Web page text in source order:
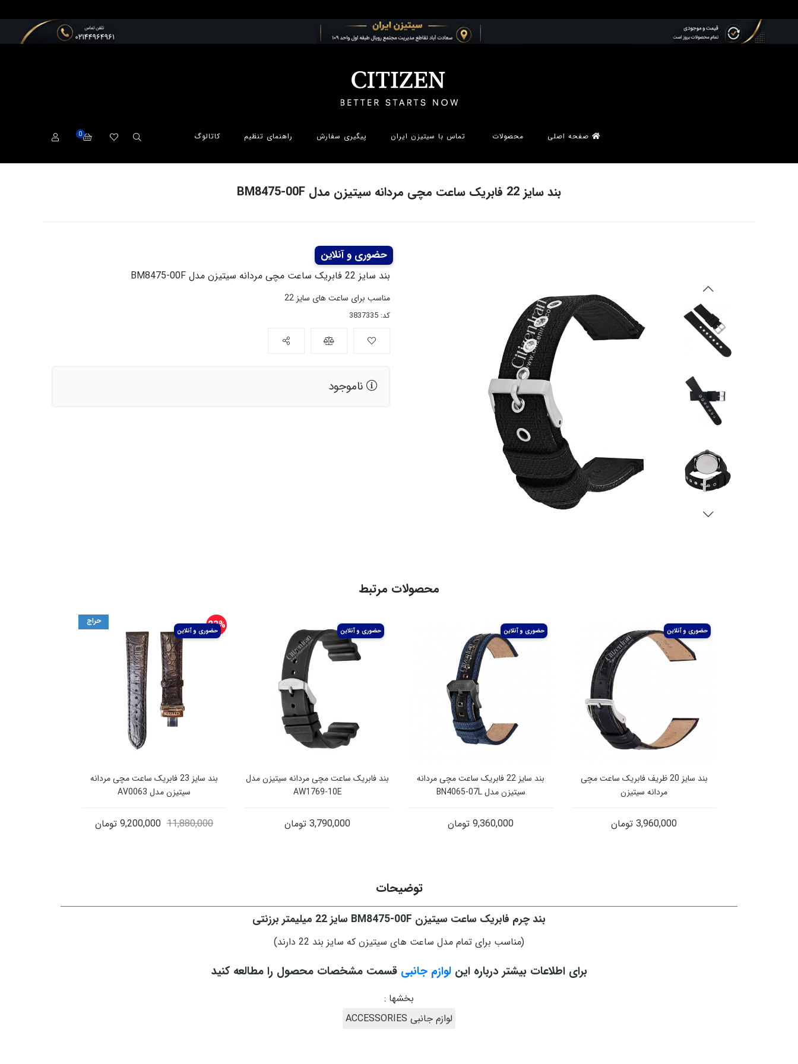
صفحه اصلی محصولات تماس با سیتیزن ایران پیگیری سفارش راهنمای تنظیم کاتالوگ 0
بند سایز 22 فابریک ساعت مچی مردانه سیتیزن مدل BM8475-00F
بند سایز 22 فابریک ساعت مچی مردانه سیتیزن مدل BM8475-00F
مناسب برای ساعت های سایز 22
کد: 3837335
ناموجود
محصولات مرتبط
بند سایز 20 ظریف فابریک ساعت مچی
مردانه سیتیزن
3,960,000 تومان
بند سایز 22 فابریک ساعت مچی مردانه
سیتیزن مدل BN4065-07L
9,360,000 تومان
بند فابریک ساعت مچی مردانه سیتیزن مدل
AW1769-10E
3,790,000 تومان
بند سایز 23 فابریک ساعت مچی مردانه
سیتیزن مدل AV0063
11,880,000
9,200,000 تومان
23%
توضیحات
بند چرم فابریک ساعت سیتیزن BM8475-00F سایز 22 میلیمتر برزنتی
(مناسب برای تمام مدل ساعت های سیتیزن که سایز بند 22 دارند)
برای اطلاعات بیشتر درباره اینلوازم جانبی قسمت مشخصات محصول را مطالعه کنید
بخشها :
لوازم جانبی ACCESSORIES